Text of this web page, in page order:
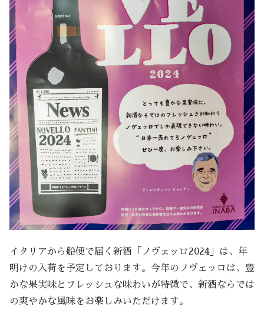
イタリアから船便で届く新酒「ノヴェッロ2024」は、年
明けの入荷を予定しております。今年のノヴェッロは、豊
かな果実味とフレッシュな味わいが特徴で、新酒ならでは
の爽やかな風味をお楽しみいただけます。